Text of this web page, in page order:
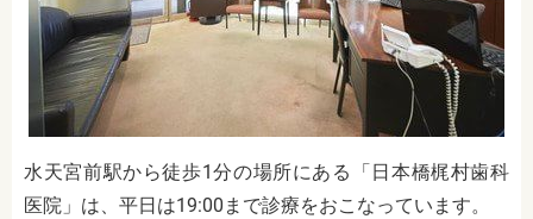
水天宮前駅から徒歩1分の場所にある「日本橋梶村歯科
医院」は、平日は19:00まで診療をおこなっています。